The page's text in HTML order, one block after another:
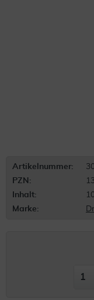
Artikelnummer:
PZN:
Inhalt:
Marke: